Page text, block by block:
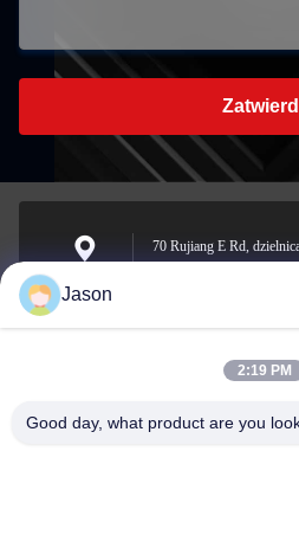
70 Rujiang E Rd,
Wiadomość
elektroniczna
Jason
2:19 PM
Good day, what product are you